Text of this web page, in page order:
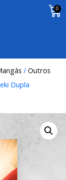
0
/ Outros
Dupla